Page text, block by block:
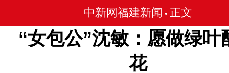
中新网福建新闻 • 正文
“女包公”沈敏：愿做绿叶
花